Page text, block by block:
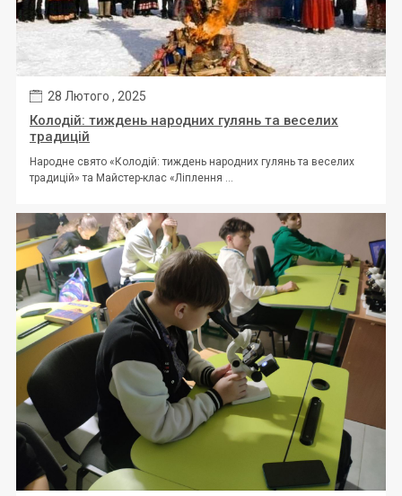
28 Лютого , 2025
Колодій: тиждень народних гулянь та веселих
традицій
Народне свято «Колодій: тиждень народних гулянь та веселих
традицій» та Майстер-клас «Ліплення ...